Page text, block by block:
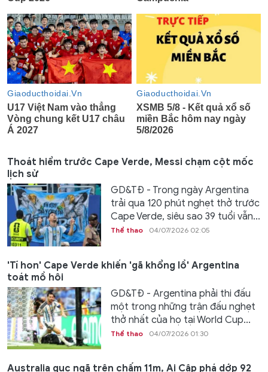
Thoát hiểm trước Cape Verde, Messi chạm cột mốc
lịch sử
GD&TĐ - Trong ngày Argentina
trải qua 120 phút nghẹt thở trước
Cape Verde, siêu sao 39 tuổi vẫn...
Thể thao 04/07/2026 02:05
'Tí hon' Cape Verde khiến 'gã khổng lồ' Argentina
toát mồ hôi
GD&TĐ - Argentina phải thi đấu
một trong những trận đấu nghẹt
thở nhất của họ tại World Cup...
Thể thao 04/07/2026 01:30
Australia gục ngã trên chấm 11m, Ai Cập phá dớp 92